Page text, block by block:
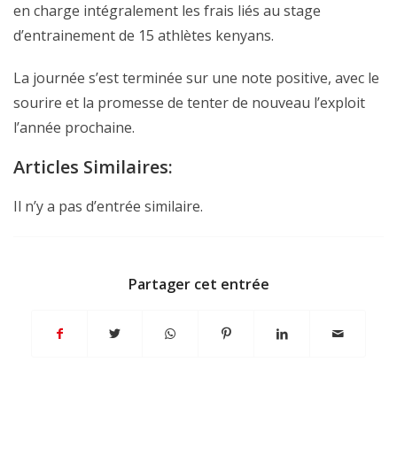
en charge intégralement les frais liés au stage
d’entrainement de 15 athlètes kenyans.
La journée s’est terminée sur une note positive, avec le
sourire et la promesse de tenter de nouveau l’exploit
l’année prochaine.
Articles Similaires:
Il n’y a pas d’entrée similaire.
Partager cet entrée